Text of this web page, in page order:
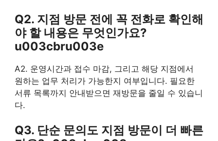
Q2. 지점 방문 전에 꼭 전화로 확인해
야 할 내용은 무엇인가요?
u003cbru003e
A2. 운영시간과 접수 마감, 그리고 해당 지점에서
원하는 업무 처리가 가능한지 여부입니다. 필요한
서류 목록까지 안내받으면 재방문을 줄일 수 있습니
다.
Q3. 단순 문의도 지점 방문이 더 빠른